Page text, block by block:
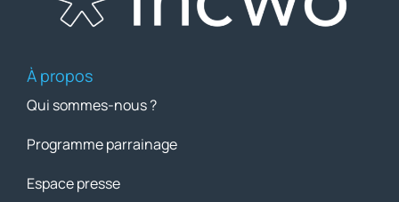
À propos
Qui sommes-nous ?
Programme parrainage
Espace presse